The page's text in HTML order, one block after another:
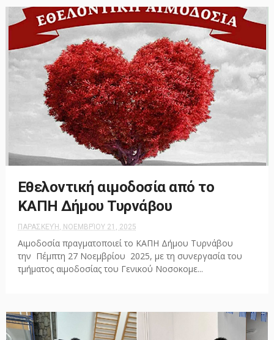
Εθελοντική αιμοδοσία από το
ΚΑΠΗ Δήμου Τυρνάβου
ΠΑΡΑΣΚΕΥΉ, ΝΟΕΜΒΡΊΟΥ 21, 2025
Αιμοδοσία πραγματοποιεί το ΚΑΠΗ Δήμου Τυρνάβου
την Πέμπτη 27 Νοεμβρίου 2025, με τη συνεργασία του
τμήματος αιμοδοσίας του Γενικού Νοσοκομε...